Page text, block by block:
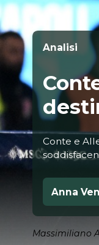
Analisi
Conte e
Anna
Massimiliano